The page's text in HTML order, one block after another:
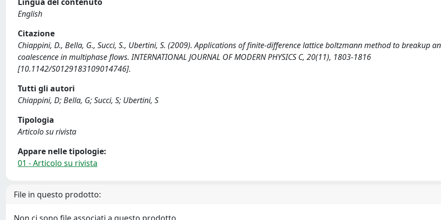
English
Citazione
Chiappini, D., Bella, G., Succi, S., Ubertini, S. (2009). Applications of finite-difference lattice boltzmann method to breakup
coalescence in multiphase flows. INTERNATIONAL JOURNAL OF MODERN PHYSICS C, 20(11), 1803-1816
[10.1142/S0129183109014746].
Tutti gli autori
Chiappini, D; Bella, G; Succi, S; Ubertini, S
Tipologia
Articolo su rivista
Appare nelle tipologie:
01 - Articolo su rivista
File in questo prodotto: